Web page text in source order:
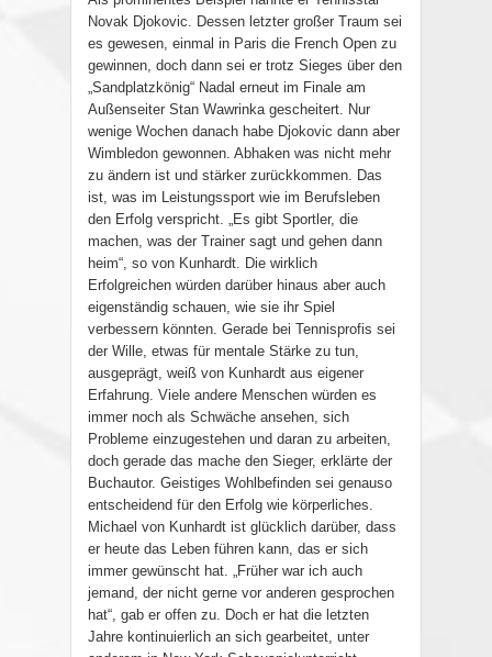
Novak Djokovic. Dessen letzter großer Traum sei
es gewesen, einmal in Paris die French Open zu
gewinnen, doch dann sei er trotz Sieges über den
„Sandplatzkönig“ Nadal erneut im Finale am
Außenseiter Stan Wawrinka gescheitert. Nur
wenige Wochen danach habe Djokovic dann aber
Wimbledon gewonnen. Abhaken was nicht mehr
zu ändern ist und stärker zurückkommen. Das
ist, was im Leistungssport wie im Berufsleben
den Erfolg verspricht. „Es gibt Sportler, die
machen, was der Trainer sagt und gehen dann
heim“, so von Kunhardt. Die wirklich
Erfolgreichen würden darüber hinaus aber auch
eigenständig schauen, wie sie ihr Spiel
verbessern könnten. Gerade bei Tennisprofis sei
der Wille, etwas für mentale Stärke zu tun,
ausgeprägt, weiß von Kunhardt aus eigener
Erfahrung. Viele andere Menschen würden es
immer noch als Schwäche ansehen, sich
Probleme einzugestehen und daran zu arbeiten,
doch gerade das mache den Sieger, erklärte der
Buchautor. Geistiges Wohlbefinden sei genauso
entscheidend für den Erfolg wie körperliches.
Michael von Kunhardt ist glücklich darüber, dass
er heute das Leben führen kann, das er sich
immer gewünscht hat. „Früher war ich auch
jemand, der nicht gerne vor anderen gesprochen
hat“, gab er offen zu. Doch er hat die letzten
Jahre kontinuierlich an sich gearbeitet, unter